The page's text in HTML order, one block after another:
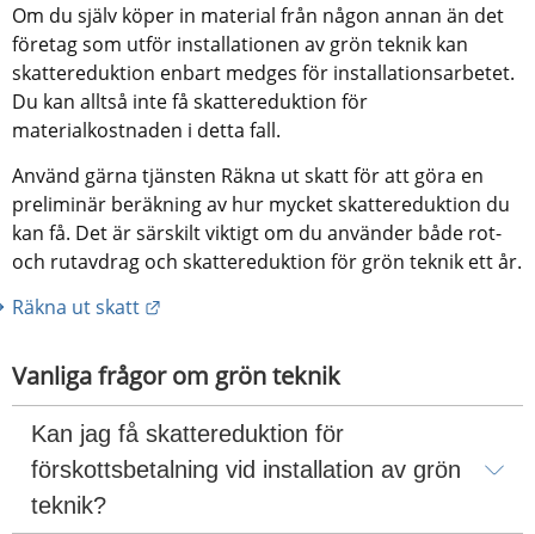
Om du själv köper in material från någon annan än det
företag som utför installationen av grön teknik kan
skattereduktion enbart medges för installationsarbetet.
Du kan alltså inte få skattereduktion för
materialkostnaden i detta fall.
Använd gärna tjänsten Räkna ut skatt för att göra en
preliminär beräkning av hur mycket skattereduktion du
kan få. Det är särskilt viktigt om du använder både rot-
och rutavdrag och skattereduktion för grön teknik ett år.
Räkna ut skatt
Vanliga frågor om grön teknik
Kan jag få skattereduktion för
förskottsbetalning vid installation av grön
teknik?